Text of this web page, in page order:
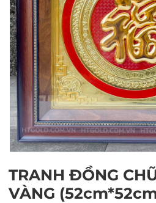
TRANH ĐỒNG
VÀNG
Mã giảm giá: